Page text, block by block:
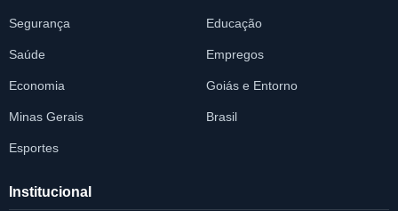
Segurança Educação
Saúde Empregos
Economia Goiás e Entorno
Minas Gerais Brasil
Esportes
Institucional